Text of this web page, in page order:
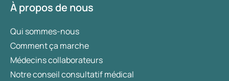
À propos de nous
Qui sommes-nous
Comment ça marche
Médecins collaborateurs
Notre conseil consultatif médical